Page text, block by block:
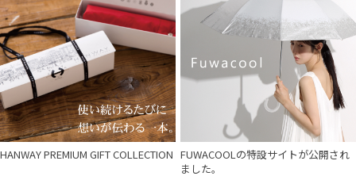
HANWAY PREMIUM GIFT COLLECTION FUWACOOLの特設サイトが公開され
ました。